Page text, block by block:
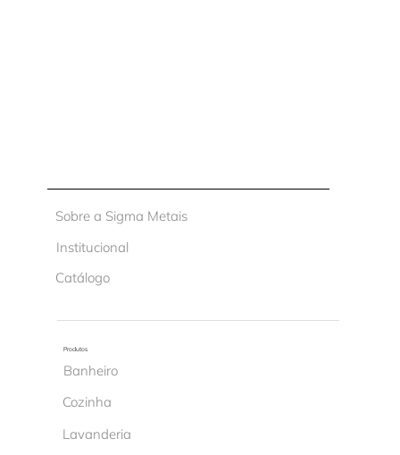
Sobre a Sigma Metais
Institucional
Catálogo
Produtos
Banheiro
Cozinha
Lavanderia